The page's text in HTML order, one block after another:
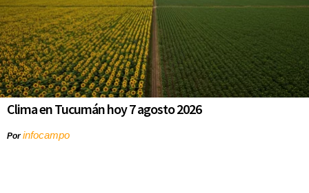
Clima en Tucumán hoy 7 agosto 2026
Porinfocampo